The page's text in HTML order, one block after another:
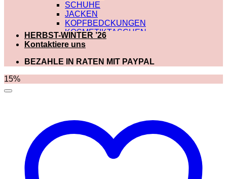
SCHUHE
JACKEN
KOPFBEDCKUNGEN
KOSMETIKTASCHEN
SCHALS
SCHULTERRIEMEN
GÜRTEL
GELDBÖRSEN
KOSMETIKTASCHEN
KOPFBEDCKUNGEN
JACKEN
HOODIES UND
SWEATSHIRTS
HERBST-WINTER ’26
Kontaktiere uns
BEZAHLE IN RATEN MIT PAYPAL
15%